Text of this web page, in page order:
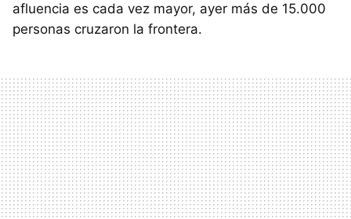
afluencia es cada vez mayor, ayer más de 15.000
personas cruzaron la frontera.